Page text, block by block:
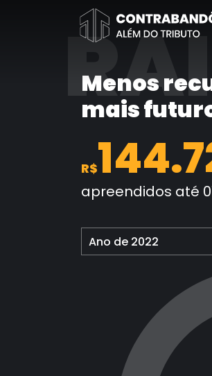
Menos
mais
R$
apreendidos até
Ano de 2022